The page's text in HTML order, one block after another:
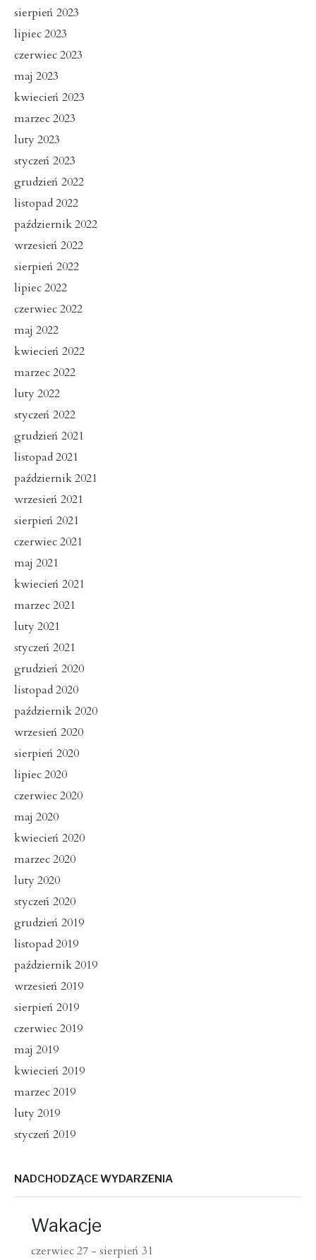
sierpień 2023
lipiec 2023
czerwiec 2023
maj 2023
kwiecień 2023
marzec 2023
luty 2023
styczeń 2023
grudzień 2022
listopad 2022
październik 2022
wrzesień 2022
sierpień 2022
lipiec 2022
czerwiec 2022
maj 2022
kwiecień 2022
marzec 2022
luty 2022
styczeń 2022
grudzień 2021
listopad 2021
październik 2021
wrzesień 2021
sierpień 2021
czerwiec 2021
maj 2021
kwiecień 2021
marzec 2021
luty 2021
styczeń 2021
grudzień 2020
listopad 2020
październik 2020
wrzesień 2020
sierpień 2020
lipiec 2020
czerwiec 2020
maj 2020
kwiecień 2020
marzec 2020
luty 2020
styczeń 2020
grudzień 2019
listopad 2019
październik 2019
wrzesień 2019
sierpień 2019
czerwiec 2019
maj 2019
kwiecień 2019
marzec 2019
luty 2019
styczeń 2019
NADCHODZĄCE WYDARZENIA
Wakacje
czerwiec 27 - sierpień 31